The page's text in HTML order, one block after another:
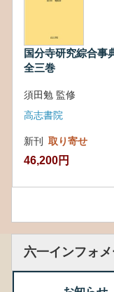
国分寺研究綜合事
全三巻
須田勉 監修
高志書院
新刊 取り寄せ
46,200円
六一インフォ